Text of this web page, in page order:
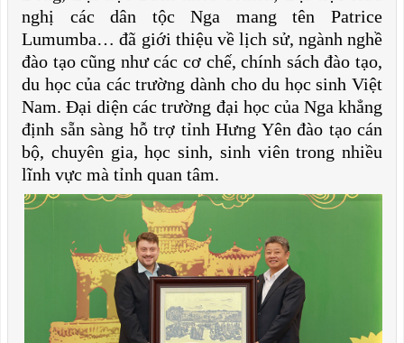
nghị các dân tộc Nga mang tên Patrice
Lumumba… đã giới thiệu về lịch sử, ngành nghề
đào tạo cũng như các cơ chế, chính sách đào tạo,
du học của các trường dành cho du học sinh Việt
Nam. Đại diện các trường đại học của Nga khẳng
định sẵn sàng hỗ trợ tỉnh Hưng Yên đào tạo cán
bộ, chuyên gia, học sinh, sinh viên trong nhiều
lĩnh vực mà tỉnh quan tâm.